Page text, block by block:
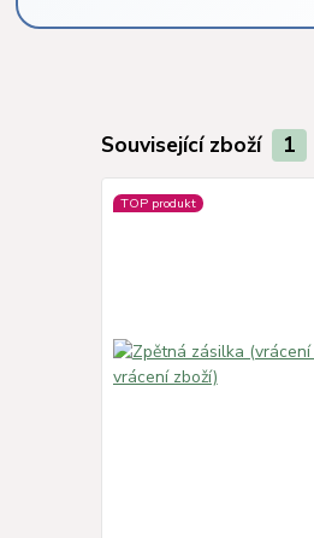
Související zboží 1
TOP produkt